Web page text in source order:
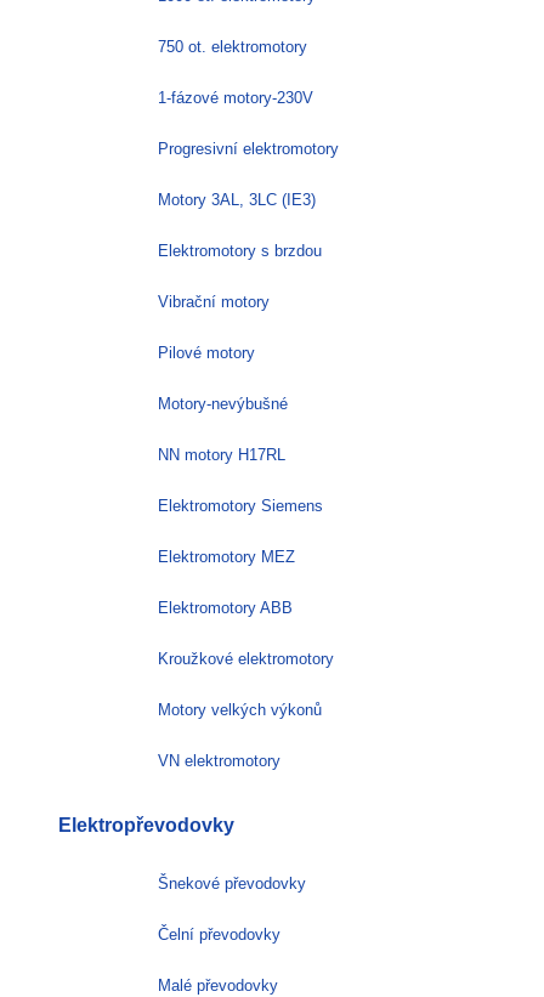
750 ot. elektromotory
1-fázové motory-230V
Progresivní elektromotory
Motory 3AL, 3LC (IE3)
Elektromotory s brzdou
Vibrační motory
Pilové motory
Motory-nevýbušné
NN motory H17RL
Elektromotory Siemens
Elektromotory MEZ
Elektromotory ABB
Kroužkové elektromotory
Motory velkých výkonů
VN elektromotory
Elektropřevodovky
Šnekové převodovky
Čelní převodovky
Malé převodovky